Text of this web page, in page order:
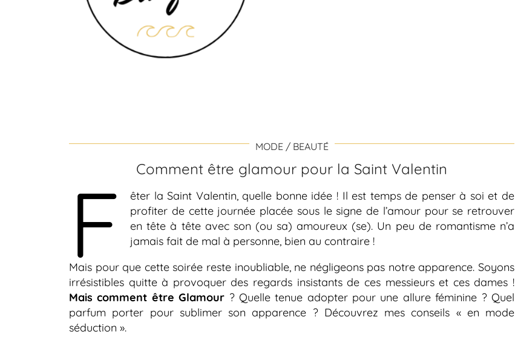
MODE / BEAUTÉ
Comment être glamour pour la Saint Valentin
F
êter la Saint Valentin, quelle bonne idée ! Il est temps de penser à soi et de
profiter de cette journée placée sous le signe de l’amour pour se retrouver
en tête à tête avec son (ou sa) amoureux (se). Un peu de romantisme n’a
jamais fait de mal à personne, bien au contraire !
Mais pour que cette soirée reste inoubliable, ne négligeons pas notre apparence. Soyons
irrésistibles quitte à provoquer des regards insistants de ces messieurs et ces dames !
Mais comment être Glamour ? Quelle tenue adopter pour une allure féminine ? Quel
parfum porter pour sublimer son apparence ? Découvrez mes conseils « en mode
séduction ».